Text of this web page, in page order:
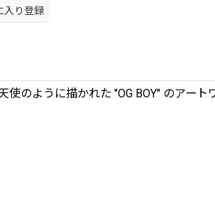
入り登録
のように描かれた "OG BOY" のアート